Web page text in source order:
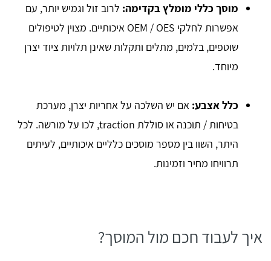
מוסך כללי מומלץ בקדימה: לרוב זול וגמיש יותר, עם
אפשרות לחלקי OEM / OES איכותיים. מצוין לטיפולים
שוטפים, בלמים, מתלים ותקלות שאינן תלויות ציוד יצרן
מיוחד.
כלל אצבע: אם יש השלכה על אחריות יצרן, מערכת
בטיחות / תוכנה או סוללת traction, לכו על מורשה. לכל
היתר, השוו בין מספר מוסכים כלליים איכותיים, לעיתים
תרוויחו מחיר וזמינות.
איך לעבוד חכם מול המוסך?